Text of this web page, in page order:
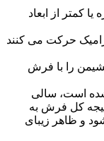
کمتر از ابعاد
حرکت می کنند
را با فرش
است، سالی
در نتیجه کل فرش به
و ظاهر زیبای